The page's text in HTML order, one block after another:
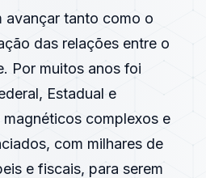
avançar tanto como o
das relações entre o
Por muitos anos foi
Estadual e
complexos e
com milhares de
e fiscais, para serem